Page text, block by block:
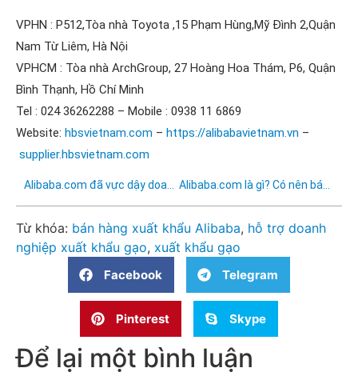
VPHN : P512,Tòa nhà Toyota ,15 Phạm Hùng,Mỹ Đình 2,Quận
Nam Từ Liêm, Hà Nội
VPHCM : Tòa nhà ArchGroup, 27 Hoàng Hoa Thám, P6, Quận
Bình Thạnh, Hồ Chí Minh
Tel : 024 36262288 – Mobile : 0938 11 6869
Website: hbsvietnam.com – https://alibabavietnam.vn –
supplier.hbsvietnam.com
Từ khóa: bán hàng xuất khẩu Alibaba, hỗ trợ doanh
nghiệp xuất khẩu gạo, xuất khẩu gạo
Facebook Telegram
Pinterest Skype
Để lại một bình luận